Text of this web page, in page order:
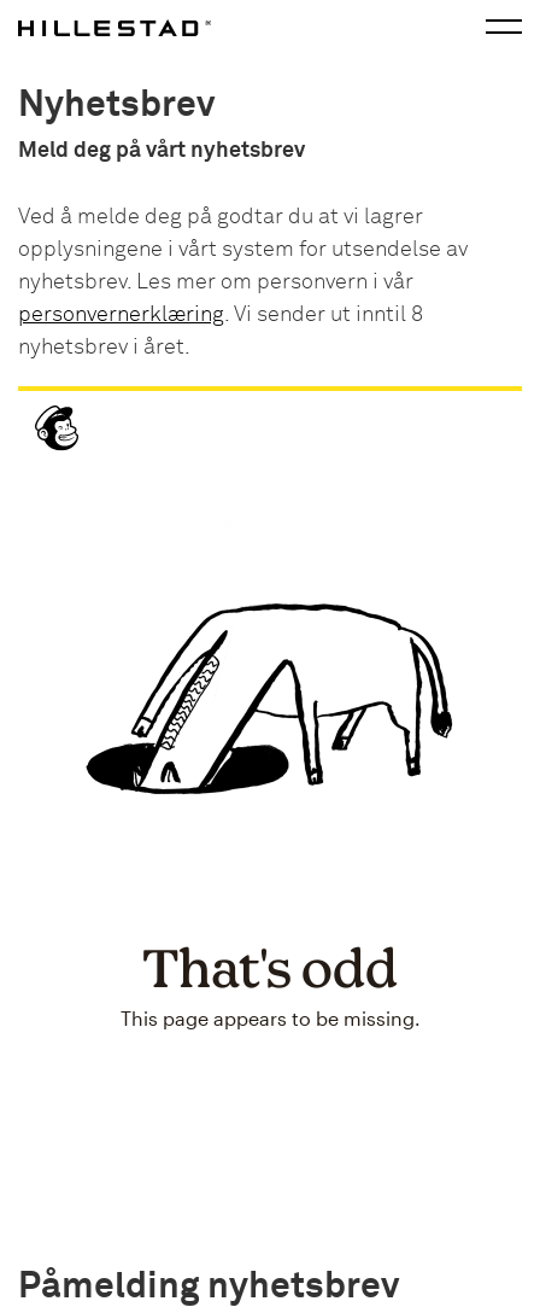
Nyhetsbrev
Meld deg på vårt nyhetsbrev
Ved å melde deg på godtar du at vi lagrer
opplysningene i vårt system for utsendelse av
nyhetsbrev. Les mer om personvern i vår
personvernerklæring. Vi sender ut inntil 8
nyhetsbrev i året.
Påmelding nyhetsbrev